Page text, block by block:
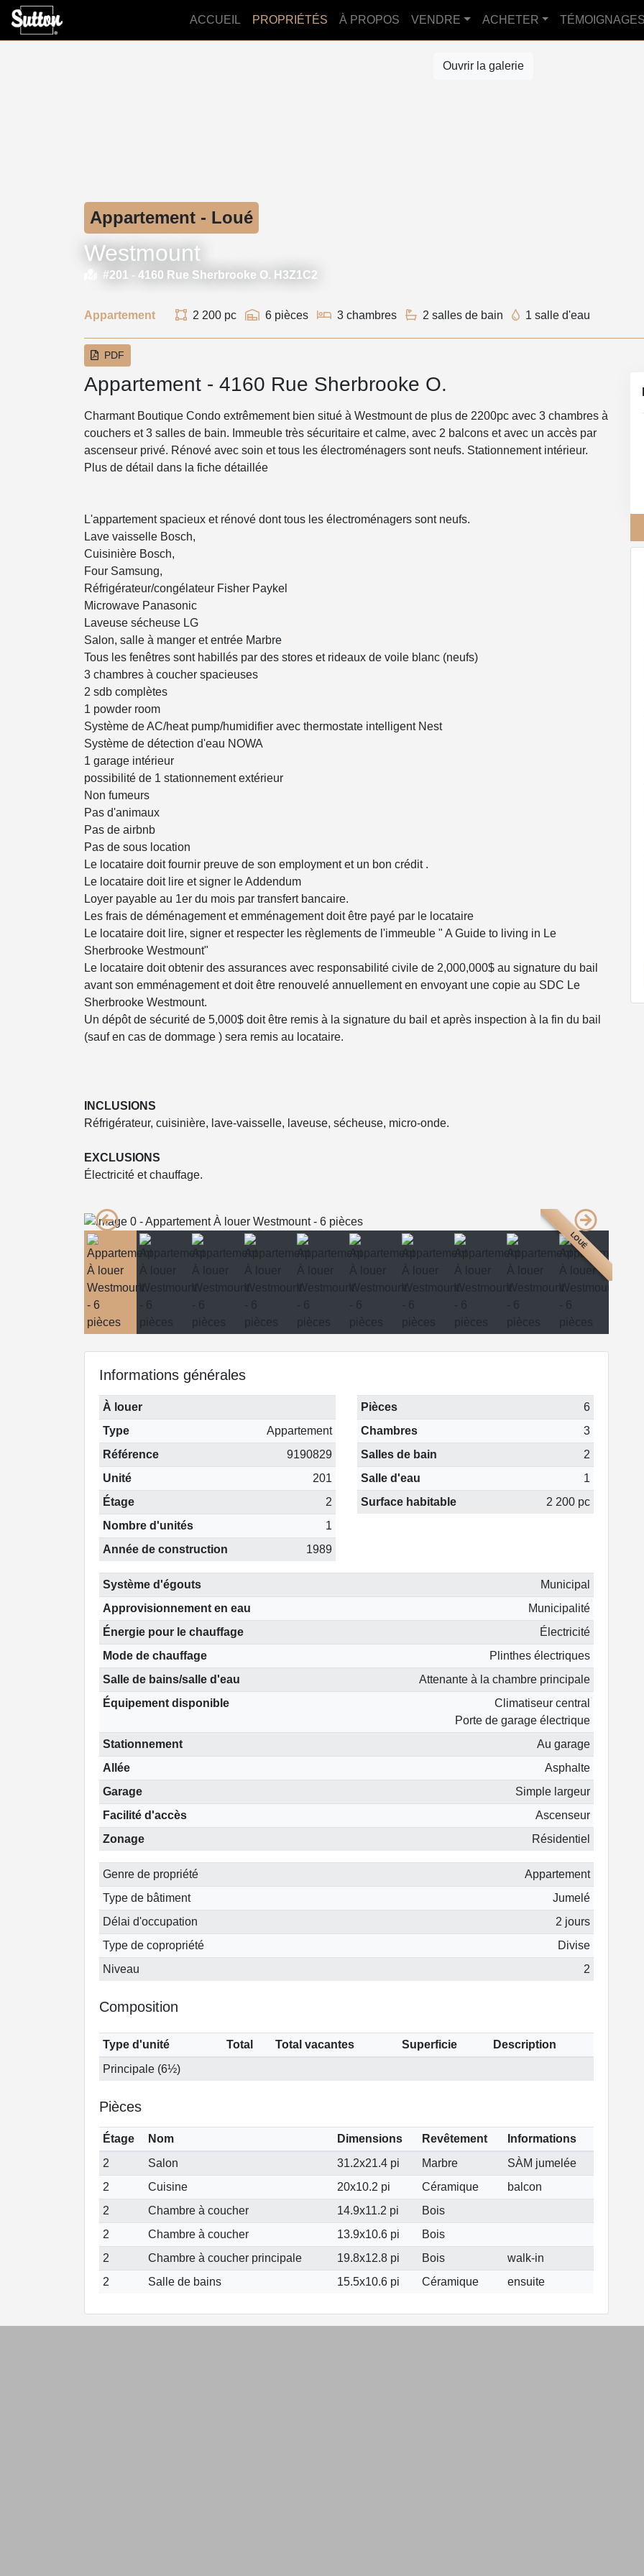
ACCUEIL PROPRIÉTÉS À PROPOS VENDRE ACHETER TÉMOIGNAGES
Ouvrir la galerie
Appartement - Loué
Westmount
#201 - 4160 Rue Sherbrooke O. H3Z1C2
Appartement 2 200 pc 6 pièces 3 chambres 2 salles de bain 1 salle d'eau
PDF
Appartement - 4160 Rue Sherbrooke O.
Charmant Boutique Condo extrêmement bien situé à Westmount de plus de 2200pc avec 3 chambres à
couchers et 3 salles de bain. Immeuble très sécuritaire et calme, avec 2 balcons et avec un accès par
ascenseur privé. Rénové avec soin et tous les électroménagers sont neufs. Stationnement intérieur.
Plus de détail dans la fiche détaillée
L'appartement spacieux et rénové dont tous les électroménagers sont neufs.
Lave vaisselle Bosch,
Cuisinière Bosch,
Four Samsung,
Réfrigérateur/congélateur Fisher Paykel
Microwave Panasonic
Laveuse sécheuse LG
Salon, salle à manger et entrée Marbre
Tous les fenêtres sont habillés par des stores et rideaux de voile blanc (neufs)
3 chambres à coucher spacieuses
2 sdb complètes
1 powder room
Système de AC/heat pump/humidifier avec thermostate intelligent Nest
Système de détection d'eau NOWA
1 garage intérieur
possibilité de 1 stationnement extérieur
Non fumeurs
Pas d'animaux
Pas de airbnb
Pas de sous location
Le locataire doit fournir preuve de son employment et un bon crédit .
Le locataire doit lire et signer le Addendum
Loyer payable au 1er du mois par transfert bancaire.
Les frais de déménagement et emménagement doit être payé par le locataire
Le locataire doit lire, signer et respecter les règlements de l'immeuble " A Guide to living in Le
Sherbrooke Westmount"
Le locataire doit obtenir des assurances avec responsabilité civile de 2,000,000$ au signature du bail
avant son emménagement et doit être renouvelé annuellement en envoyant une copie au SDC Le
Sherbrooke Westmount.
Un dépôt de sécurité de 5,000$ doit être remis à la signature du bail et après inspection à la fin du bail
(sauf en cas de dommage ) sera remis au locataire.
INCLUSIONS
Réfrigérateur, cuisinière, lave-vaisselle, laveuse, sécheuse, micro-onde.
EXCLUSIONS
Électricité et chauffage.
LOUÉ
Informations générales
À louer
Type
Appartement
Référence
9190829
Unité
201
Étage
2
Nombre d'unités
1
Année de construction
1989
Pièces
6
Chambres
3
Salles de bain
2
Salle d'eau
1
Surface habitable
2 200 pc
Système d'égouts
Municipal
Approvisionnement en eau
Municipalité
Énergie pour le chauffage
Électricité
Mode de chauffage
Plinthes électriques
Salle de bains/salle d'eau
Attenante à la chambre principale
Équipement disponible
Climatiseur central
Porte de garage électrique
Stationnement
Au garage
Allée
Asphalte
Garage
Simple largeur
Facilité d'accès
Ascenseur
Zonage
Résidentiel
Genre de propriété
Appartement
Type de bâtiment
Jumelé
Délai d'occupation
2 jours
Type de copropriété
Divise
Niveau
2
Composition
Type d'unité Total Total vacantes Superficie
Description
Principale (6½)
Pièces
Étage Nom Dimensions Revêtement
Informations
2
Salon 31.2x21.4 pi Marbre
SÀM jumelée
2
Cuisine 20x10.2 pi Céramique
balcon
2
Chambre à coucher 14.9x11.2 pi
Bois
2
Chambre à coucher 13.9x10.6 pi
Bois
2
Chambre à coucher principale 19.8x12.8 pi Bois
walk-in
2
Salle de bains 15.5x10.6 pi Céramique ensuite